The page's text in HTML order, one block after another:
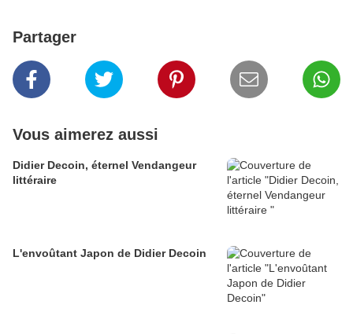
Partager
Vous aimerez aussi
Didier Decoin, éternel Vendangeur
littéraire
L'envoûtant Japon de Didier Decoin